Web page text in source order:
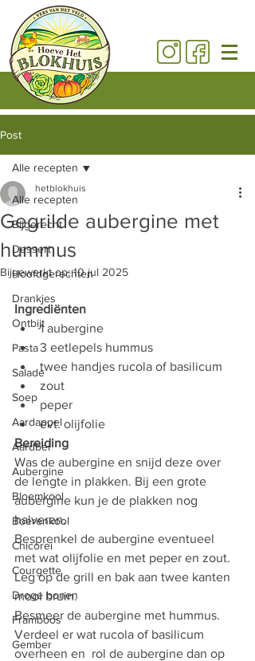
Post
Alle recepten
Bijgerecht
Dessert
Hoofdgerechten
Drankjes
Ontbijt
Pasta
Salade
Soep
Aardappel
Aardbei
Aubergine
Bloemkool
Boerenkool
Chicorei
Courgette
Droge bonen
Framboos
Gember
Alle recepten
Gegrilde aubergine met
hummus
hetblokhuis
Bijgewerkt op:10 jul 2025
Ingrediënten
1 aubergine
3 eetlepels hummus
twee handjes rucola of basilicum
zout
peper
evt. olijfolie
Bereiding
Was de aubergine en snijd deze over
de lengte in plakken. Bij een grote
aubergine kun je de plakken nog
halveren.
Besprenkel de aubergine eventueel
met wat olijfolie en met peper en zout.
Leg op de grill en bak aan twee kanten
mooi bruin.
Besmeer de aubergine met hummus.
Verdeel er wat rucola of basilicum
overheen en  rol de aubergine dan op